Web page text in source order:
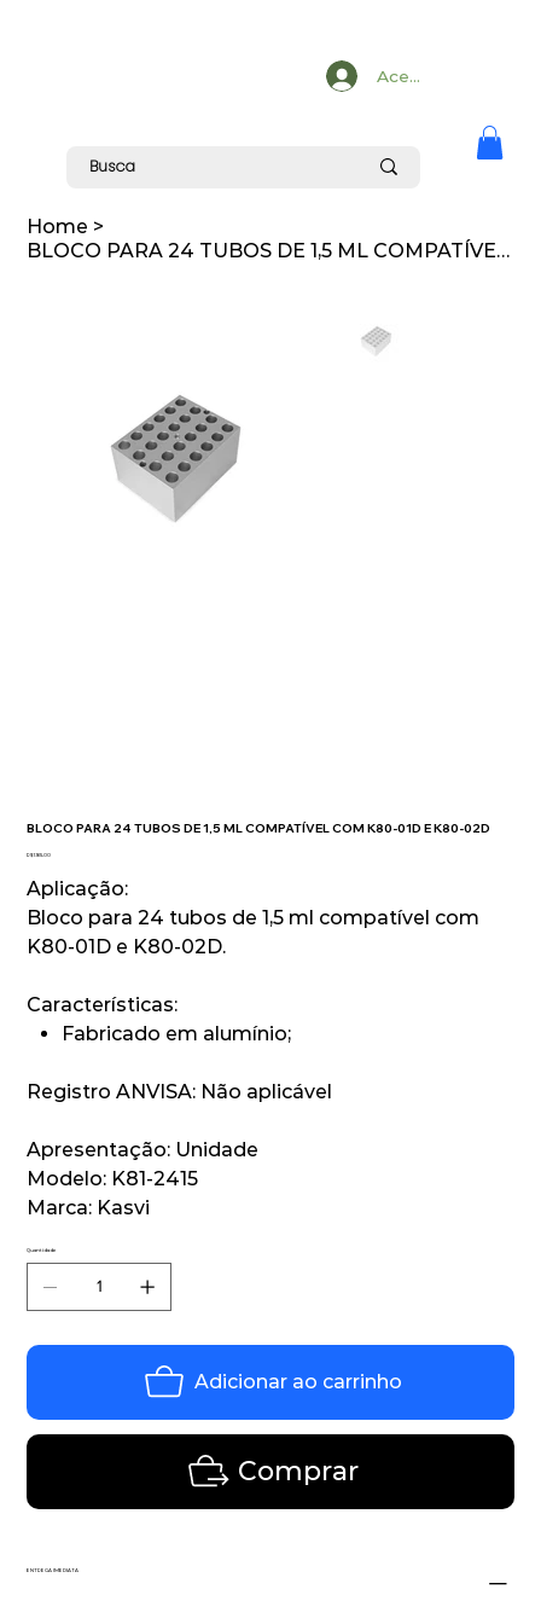
Acesse
Home >
BLOCO PARA 24 TUBOS DE 1,5 ML COMPATÍVEL COM K80-01D E K80-02D
BLOCO PARA 24 TUBOS DE 1,5 ML COMPATÍVEL COM K80-01D E K80-02D
Preço
R$ 1.165,00
Aplicação:
Bloco para 24 tubos de 1,5 ml compatível com
K80-01D e K80-02D.
Características:
Fabricado em alumínio;
Registro ANVISA: Não aplicável
Apresentação: Unidade
Modelo: K81-2415
Marca: Kasvi
Quantidade
Adicionar ao carrinho
Comprar
ENTREGA IMEDIATA